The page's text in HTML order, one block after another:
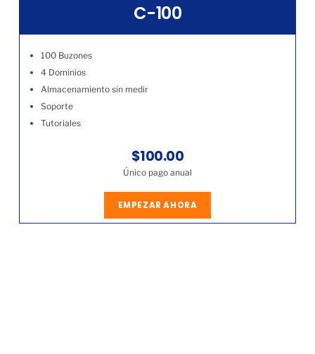
C-100
100 Buzones
4 Dominios
Almacenamiento sin medir
Soporte
Tutoriales
$100.00
Único pago anual
EMPEZAR AHORA